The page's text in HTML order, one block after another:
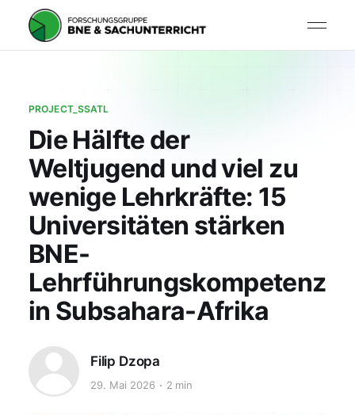
PROJECT_SSATL
Die Hälfte der
Weltjugend und viel zu
wenige Lehrkräfte: 15
Universitäten stärken
BNE-
Lehrführungskompetenz
in Subsahara-Afrika
Filip Dzopa
29. Mai 2026 2 min